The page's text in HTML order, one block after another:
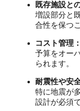
既存施設と
増設部分と
合性を保つ
コスト管理：
予算をオー
られます。
耐震性や安
特に地震が
設計が必須で